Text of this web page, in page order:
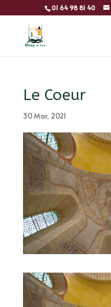
01 64 98 81 40
Le Coeur
30 Mar, 2021